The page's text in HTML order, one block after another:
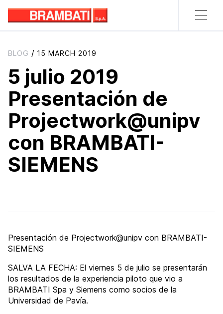
BLOG / 15 MARCH 2019
5 julio 2019
Presentación de
Projectwork@unipv
con BRAMBATI-
SIEMENS
Presentación de Projectwork@unipv con BRAMBATI-
SIEMENS
SALVA LA FECHA: El viernes 5 de julio se presentarán
los resultados de la experiencia piloto que vio a
BRAMBATI Spa y Siemens como socios de la
Universidad de Pavía.